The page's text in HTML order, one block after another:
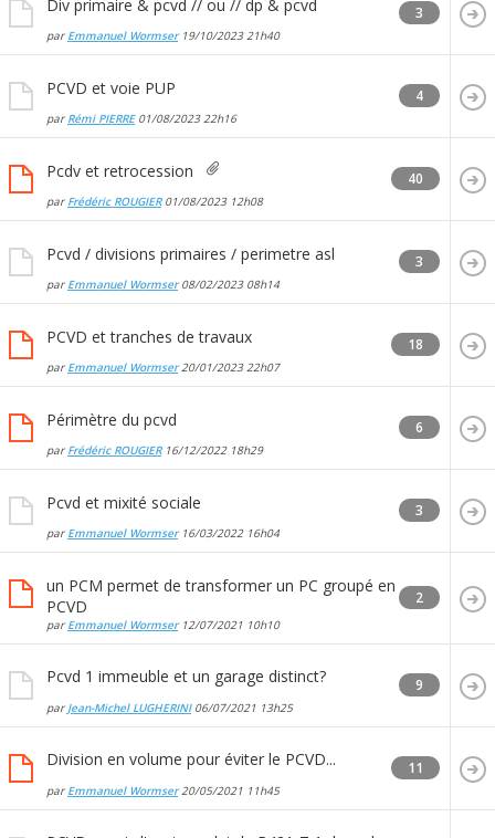
Div primaire & pcvd // ou // dp & pcvd
par Emmanuel Wormser19/10/2023 21h40
3
PCVD et voie PUP
par Rémi PIERRE01/08/2023 22h16
4
Pcdv et retrocession
par Frédéric ROUGIER01/08/2023 12h08
40
Pcvd / divisions primaires / perimetre asl
par Emmanuel Wormser08/02/2023 08h14
3
PCVD et tranches de travaux
par Emmanuel Wormser20/01/2023 22h07
18
Périmètre du pcvd
par Frédéric ROUGIER16/12/2022 18h29
6
Pcvd et mixité sociale
par Emmanuel Wormser16/03/2022 16h04
3
un PCM permet de transformer un PC groupé en
PCVD
par Emmanuel Wormser12/07/2021 10h10
2
Pcvd 1 immeuble et un garage distinct?
par Jean-Michel LUGHERINI06/07/2021 13h25
9
Division en volume pour éviter le PCVD...
par Emmanuel Wormser20/05/2021 11h45
11